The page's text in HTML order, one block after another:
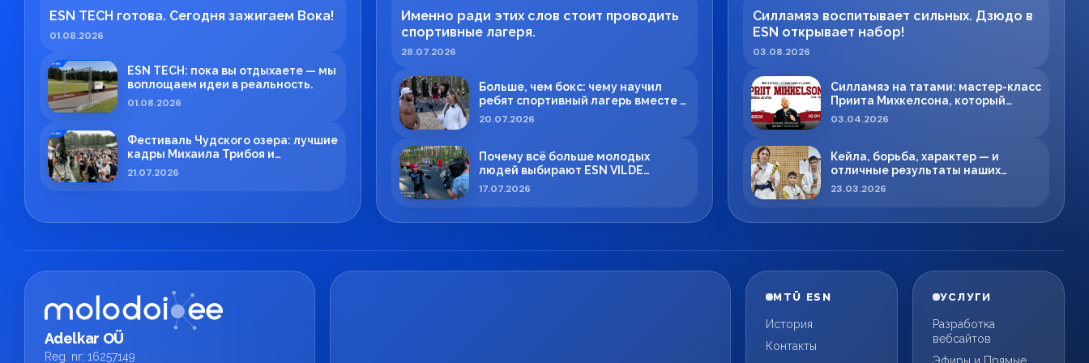
ESN TECH готова. Сегодня зажигаем Вока!
01.08.2026
ESN TECH: пока вы отдыхаете — мы
воплощаем идеи в реальность.
01.08.2026
Фестиваль Чудского озера: лучшие
кадры Михаила Трибоя и
профессиональная работа ESN
21.07.2026
Именно ради этих слов стоит проводить
спортивные лагеря.
28.07.2026
Больше, чем бокс: чему научил
ребят спортивный лагерь вместе с
Максимом Вильде
20.07.2026
Почему всё больше молодых
людей выбирают ESN VILDE
BOXING в Силламяэ?
17.07.2026
Силламяэ воспитывает сильных. Дзюдо в
ESN открывает набор!
03.08.2026
Силламяэ на татами: мастер-класс
Приита Михкелсона, который
меняет правила игры в регионе
03.04.2026
Кейла, борьба, характер — и
отличные результаты наших
спортсменов!
23.03.2026
Adelkar OÜ
Reg. nr: 16257149
MTÜ ESN
История
Контакты
УСЛУГИ
Разработка
вебсайтов
Эфиры и Прямые